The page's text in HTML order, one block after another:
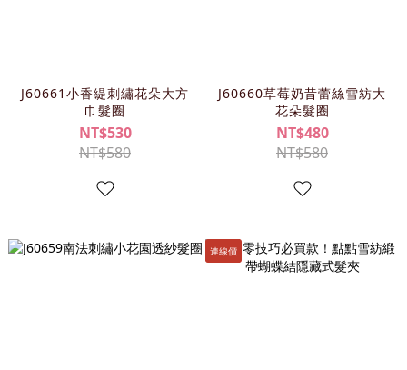
J60661小香緹刺繡花朵大方
巾髮圈
NT$530
NT$580
J60660草莓奶昔蕾絲雪紡大
花朵髮圈
NT$480
NT$580
連線價